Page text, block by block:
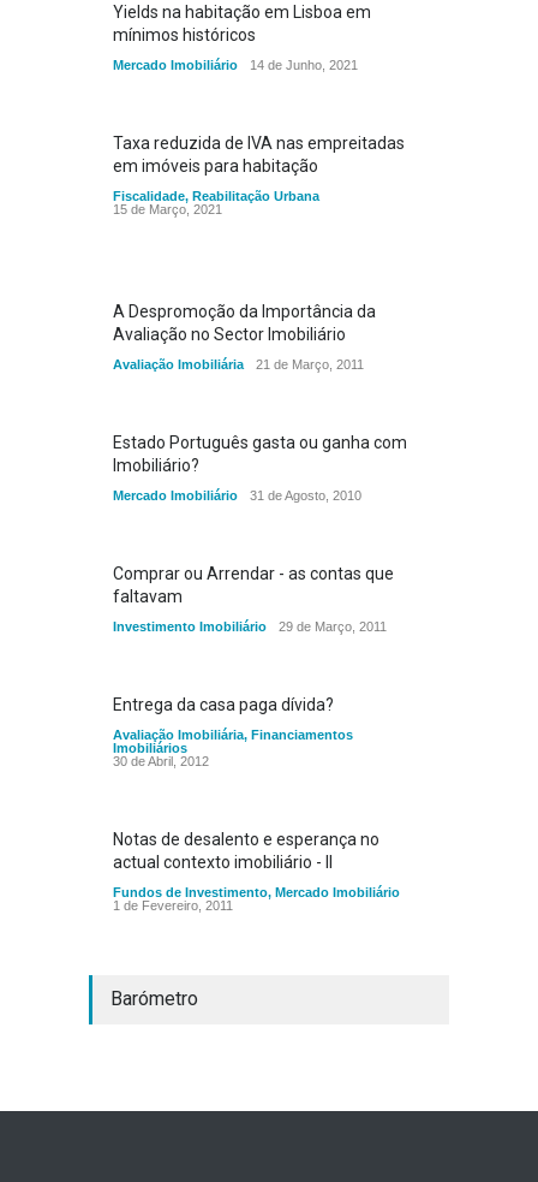
Yields na habitação em Lisboa em
mínimos históricos
Mercado Imobiliário 14 de Junho, 2021
Taxa reduzida de IVA nas empreitadas
em imóveis para habitação
Fiscalidade, Reabilitação Urbana
15 de Março, 2021
A Despromoção da Importância da
Avaliação no Sector Imobiliário
Avaliação Imobiliária 21 de Março, 2011
Estado Português gasta ou ganha com
Imobiliário?
Mercado Imobiliário 31 de Agosto, 2010
Comprar ou Arrendar - as contas que
faltavam
Investimento Imobiliário 29 de Março, 2011
Entrega da casa paga dívida?
Avaliação Imobiliária, Financiamentos
Imobiliários
30 de Abril, 2012
Notas de desalento e esperança no
actual contexto imobiliário - II
Fundos de Investimento, Mercado Imobiliário
1 de Fevereiro, 2011
Barómetro